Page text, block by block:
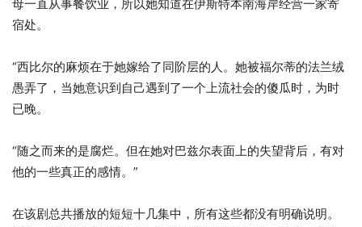
母一直从事餐饮业，所以她知道在伊斯特本南海岸经营一家寄
宿处。
“西比尔的麻烦在于她嫁给了同阶层的人。她被福尔蒂的法兰绒
愚弄了，当她意识到自己遇到了一个上流社会的傻瓜时，为时
已晚。
“随之而来的是腐烂。但在她对巴兹尔表面上的失望背后，有对
他的一些真正的感情。”
在该剧总共播放的短短十几集中，所有这些都没有明确说明。